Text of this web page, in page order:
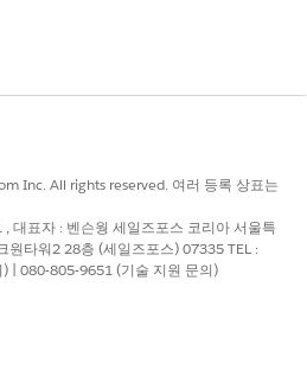
Inc. All rights reserved. 여러 등록 상표는
대표자 : 벤슨웡 세일즈포스 코리아 서울특
원타워2 28층 (세일즈포스) 07335 TEL :
| 080-805-9651 (기술 지원 문의)